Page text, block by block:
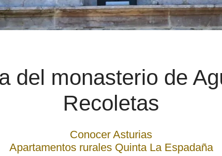
del monasterio de
Recoletas
Conocer Asturias
Apartamentos rurales Quinta La Espadaña